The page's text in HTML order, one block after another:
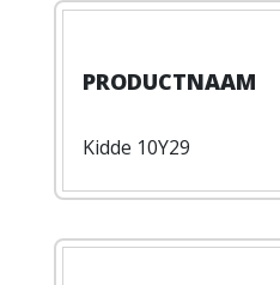
Kidde 10Y29